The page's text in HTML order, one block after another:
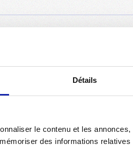
Détails
le contenu et les
des informations
Innovation Lab au programme
1 2